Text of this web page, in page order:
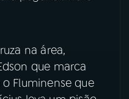
na área,
que marca
Fluminense que